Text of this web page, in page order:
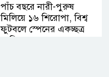
পাঁচ বছরে নারী-পুরুষ
মিলিয়ে ১৬ শিরোপা, বিশ্ব
ফুটবলে স্পেনের একচ্ছত্র
আধিপত্য